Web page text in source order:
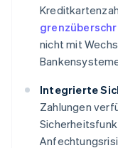
nicht mit
Integrierte
Zahlungen